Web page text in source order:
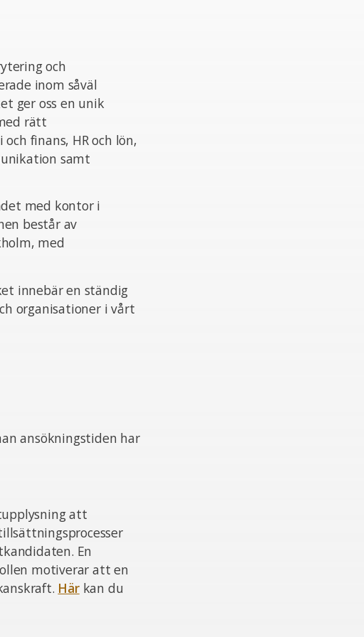
och
inom såväl
ger oss en unik
rätt
finans, HR och lön,
samt
med kontor i
består av
med
innebär en ständig
organisationer i vårt
ansökningstiden har
att
En
motiverar att en
Härkan du